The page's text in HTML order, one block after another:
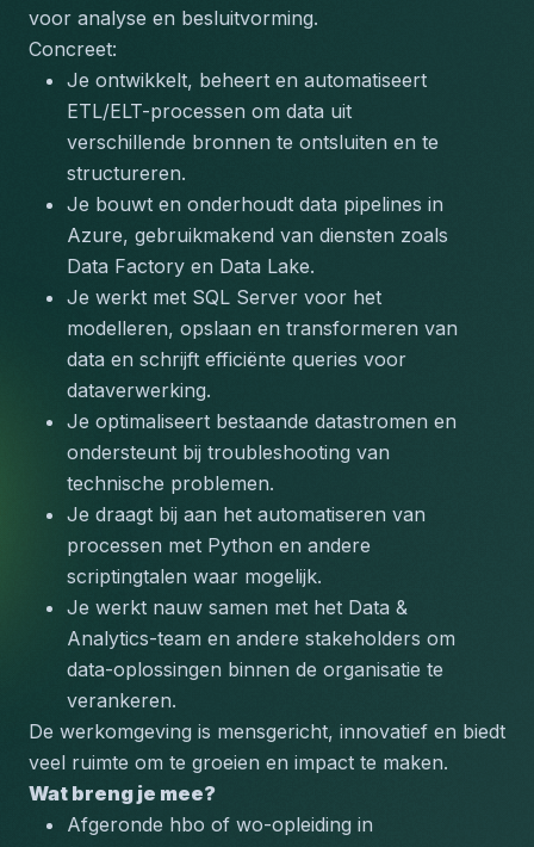
voor analyse en besluitvorming.
Concreet:
Je ontwikkelt, beheert en automatiseert
ETL/ELT-processen om data uit
verschillende bronnen te ontsluiten en te
structureren.
Je bouwt en onderhoudt data pipelines in
Azure, gebruikmakend van diensten zoals
Data Factory en Data Lake.
Je werkt met SQL Server voor het
modelleren, opslaan en transformeren van
data en schrijft efficiënte queries voor
dataverwerking.
Je optimaliseert bestaande datastromen en
ondersteunt bij troubleshooting van
technische problemen.
Je draagt bij aan het automatiseren van
processen met Python en andere
scriptingtalen waar mogelijk.
Je werkt nauw samen met het Data &
Analytics-team en andere stakeholders om
data-oplossingen binnen de organisatie te
verankeren.
De werkomgeving is mensgericht, innovatief en biedt
veel ruimte om te groeien en impact te maken.
Wat breng je mee?
Afgeronde hbo of wo-opleiding in